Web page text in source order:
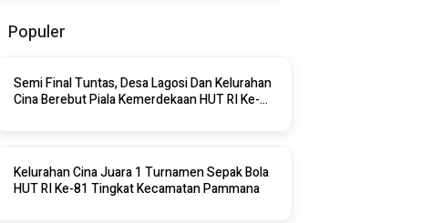
Populer
Semi Final Tuntas, Desa Lagosi Dan Kelurahan
Cina Berebut Piala Kemerdekaan HUT RI Ke-
Kelurahan Cina Juara 1 Turnamen Sepak Bola
HUT RI Ke-81 Tingkat Kecamatan Pammana